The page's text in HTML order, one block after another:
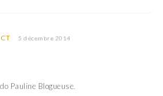
5 décembre 2014
Pauline Blogueuse.